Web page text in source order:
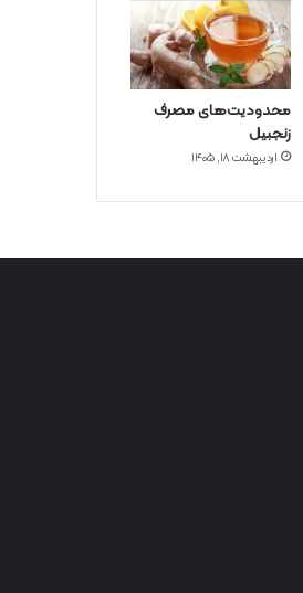
محدودیت‌های مصرف
زنجبیل
اردیبهشت ۱۸, ۱۴۰۵